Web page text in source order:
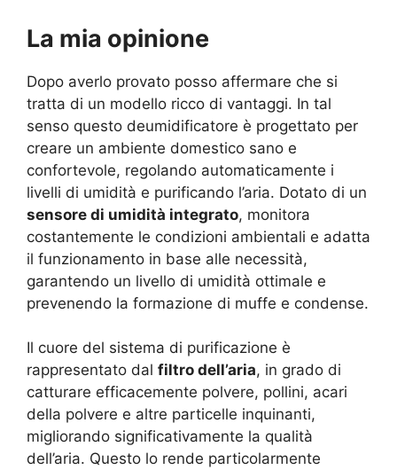
La mia opinione
Dopo averlo provato posso affermare che si
tratta di un modello ricco di vantaggi. In tal
senso questo deumidificatore è progettato per
creare un ambiente domestico sano e
confortevole, regolando automaticamente i
livelli di umidità e purificando l’aria. Dotato di un
sensore di umidità integrato, monitora
costantemente le condizioni ambientali e adatta
il funzionamento in base alle necessità,
garantendo un livello di umidità ottimale e
prevenendo la formazione di muffe e condense.
Il cuore del sistema di purificazione è
rappresentato dal filtro dell’aria, in grado di
catturare efficacemente polvere, pollini, acari
della polvere e altre particelle inquinanti,
migliorando significativamente la qualità
dell’aria. Questo lo rende particolarmente